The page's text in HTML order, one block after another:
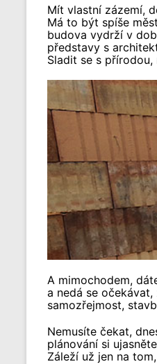
Mít vlastní zázemí,
Má to být spíše
budova vydrží v
představy s
Sladit se s
A mimochodem,
a nedá se
samozřejmost,
Nemusíte čekat,
plánování si
Záleží už jen na